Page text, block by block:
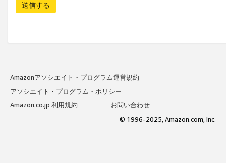
送信する
Amazonアソシエイト・プログラム運営規約
アソシエイト・プログラム・ポリシー
Amazon.co.jp 利用規約
お問い合わせ
© 1996-2025, Amazon.com, Inc.